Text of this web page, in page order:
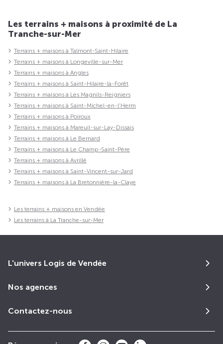
Les terrains + maisons à proximité de La
Tranche-sur-Mer
Terrains + maisons à Talmont-Saint-Hilaire
Terrains + maisons à Longeville-sur-Mer
Terrains + maisons à Angles
Terrains + maisons à Saint-Hilaire-la-Forêt
Terrains + maisons à Les Magnils-Reigniers
Terrains + maisons à Saint-Michel-en-l'Herm
Terrains + maisons à Poiroux
Terrains + maisons à Mareuil-sur-Lay-Dissais
Terrains + maisons à Le Bernard
Terrains + maisons à Le Champ-Saint-Père
Terrains + maisons à Avrillé
Terrains + maisons à Saint-Vincent-sur-Jard
Terrains + maisons à La Bretonnière-la-Claye
Les terrains + maisons en Vendée
Les terrains à La Tranche-sur-Mer
L'univers Logis de Vendée
Nos agences
Contactez-nous